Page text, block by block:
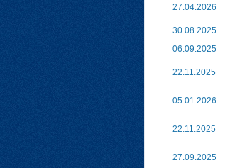
27.04.2026
30.08.2025
06.09.2025
22.11.2025
05.01.2026
22.11.2025
27.09.2025